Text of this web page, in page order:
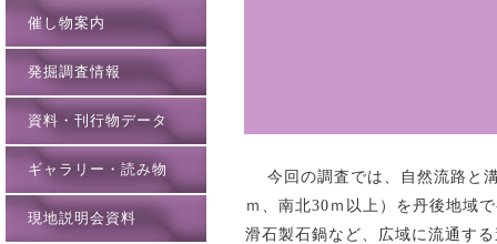
今回の調査では、自然流路と
ｍ、南北30ｍ以上）を丹後地域
滑石製石鍋など、広域に流通す
催し物案内
発掘調査情報
資料・刊行物データ
ギャラリー・読み物
現地説明会資料